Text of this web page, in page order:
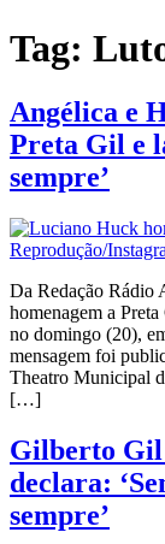
Tag:
Angélica e
Preta Gil e
sempre’
Da Redação Rádio
homenagem a
no domingo (20),
mensagem foi
Theatro Municipal
[…]
Gilberto Gil
declara:
sempre’